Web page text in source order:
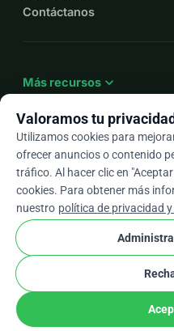
Contáctanos
Más recursos expand_more
Esarrow_drop_down
★★★★★4,9 / 5 según
WhyDonate
Términos y condiciones
stripe
Valoramos tu privacidad
Utilizamos cookies para
ofrecer anuncios o contenido
tráfico. Al hacer clic en
cookies. Para obtener más
nuestro política de privacidad